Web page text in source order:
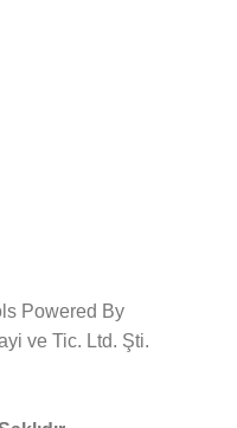
Powered By
ve Tic. Ltd. Şti.